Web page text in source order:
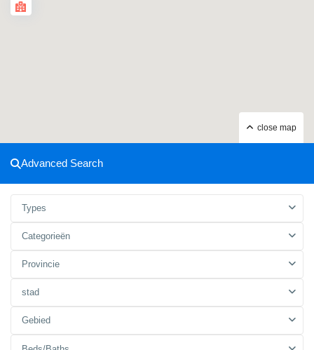
close map
Advanced Search
Types
Categorieën
Provincie
stad
Gebied